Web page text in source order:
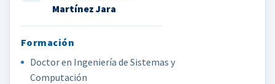
Martínez Jara
Doctor en Ingeniería de Sistemas y
Computación